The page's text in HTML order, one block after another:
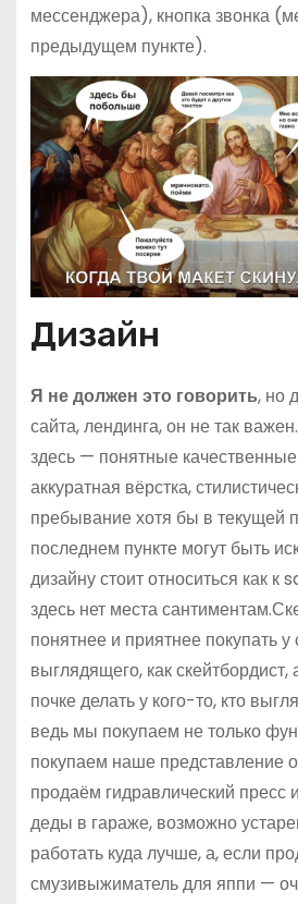
мессенджера), кнопка звонка
предыдущем пункте).
Дизайн
Я не должен это говорить, но
сайта, лендинга, он не так
здесь — понятные
аккуратная вёрстка,
пребывание хотя бы в текущей
последнем пункте могут быть
дизайну стоит относиться как
здесь нет места
понятнее и приятнее покупать у
выглядящего, как
почке делать у кого-то, кто
ведь мы покупаем не только
покупаем наше представление
продаём гидравлический пресс
деды в гараже, возможно
работать куда лучше, а, если
смузивыжиматель для яппи —